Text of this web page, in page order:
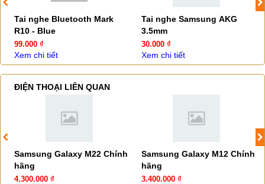
Tai nghe Bluetooth Mark
R10 - Blue
99.000 ₫
Xem chi tiết
Tai nghe Samsung AKG
3.5mm
30.000 ₫
Xem chi tiết
ĐIỆN THOẠI LIÊN QUAN
Samsung Galaxy M22 Chính
hãng
4.300.000 ₫
Samsung Galaxy M12 Chính
hãng
3.400.000 ₫